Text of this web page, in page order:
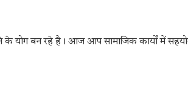
योग बन रहे है। आज आप सामाजिक कार्यों में